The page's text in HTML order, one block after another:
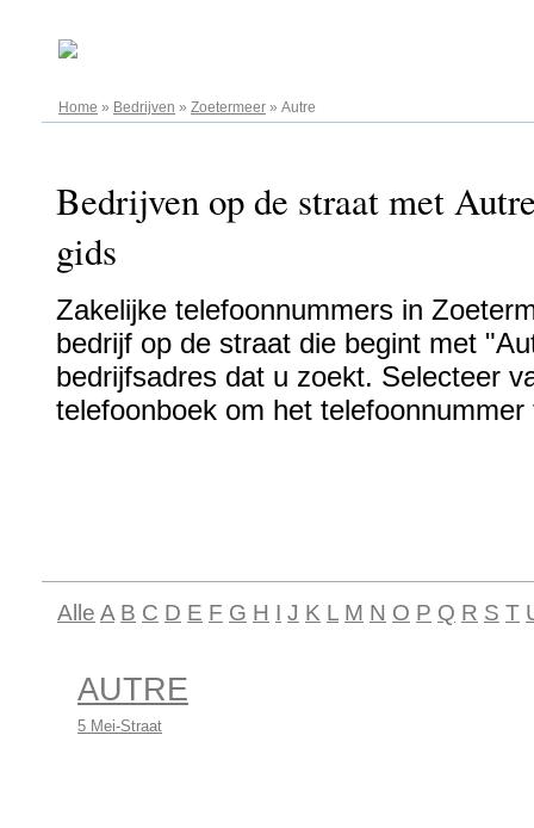
Home » Bedrijven » Zoetermeer » Autre
Bedrijven op de straat met
gids
Zakelijke telefoonnummers in
bedrijf op de straat die begint met
bedrijfsadres dat u zoekt. Selecteer
telefoonboek om het telefoonnummer
Alle A B C D E F G H I J K L M N O P Q R S T
AUTRE
5 Mei-Straat